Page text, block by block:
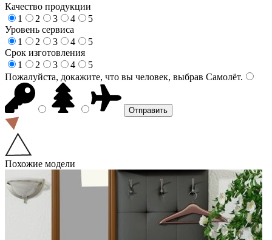
Качество продукции
1
2 3 4
5
Уровень сервиса
1
2 3 4
5
Срок изготовления
1
2 3 4
5
Пожалуйста, докажите, что вы человек, выбрав Самолёт.
Похожие модели